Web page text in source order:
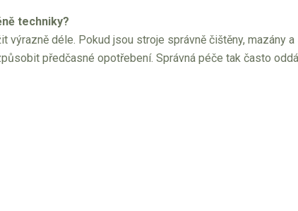
techniky?
výrazně déle. Pokud jsou stroje správně čištěny, mazány
předčasné opotřebení. Správná péče tak často